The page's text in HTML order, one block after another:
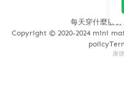
每天穿什麼股份
Copyright © 2020-2024 mini
康